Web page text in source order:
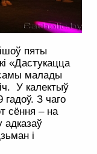
пяты
«Дастукацца
малады
У калектыў
З чаго
сёння – на
адказаў
і